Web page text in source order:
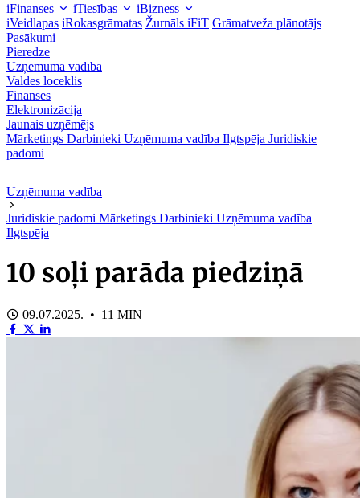
iFinanses iTiesības
iBizness
iVeidlapas iRokasgrāmatas Žurnāls iFiT Grāmatveža plānotājs
Pasākumi
Pieredze
Uzņēmuma vadība
Valdes loceklis
Finanses
Elektronizācija
Jaunais uzņēmējs
Mārketings Darbinieki Uzņēmuma vadība Ilgtspēja Juridiskie
padomi
Uzņēmuma vadība
Juridiskie padomi Mārketings Darbinieki Uzņēmuma vadība
Ilgtspēja
10 soļi parāda piedziņā
09.07.2025. • 11 MIN